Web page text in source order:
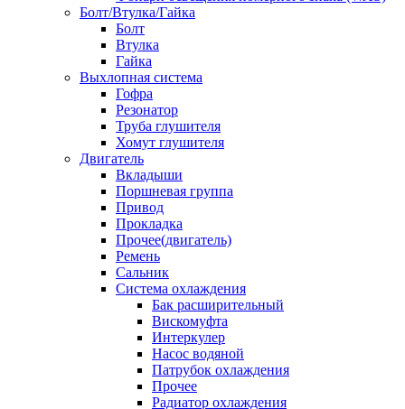
Болт/Втулка/Гайка
Болт
Втулка
Гайка
Выхлопная система
Гофра
Резонатор
Труба глушителя
Хомут глушителя
Двигатель
Вкладыши
Поршневая группа
Привод
Прокладка
Прочее(двигатель)
Ремень
Сальник
Система охлаждения
Бак расширительный
Вискомуфта
Интеркулер
Насос водяной
Патрубок охлаждения
Прочее
Радиатор охлаждения